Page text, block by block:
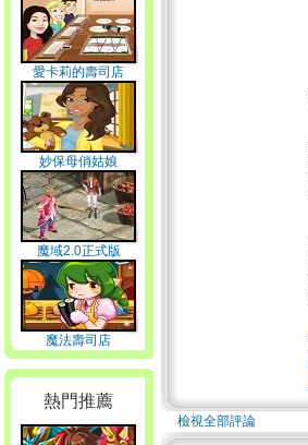
愛卡莉的壽司店
妙保母俏姑娘
魔域2.0正式版
魔法壽司店
熱門推薦
檢視全部評論